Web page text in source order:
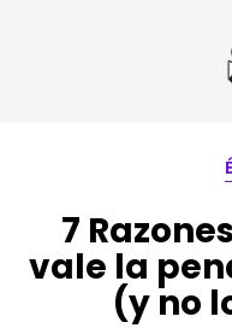
7
vale la
(y no